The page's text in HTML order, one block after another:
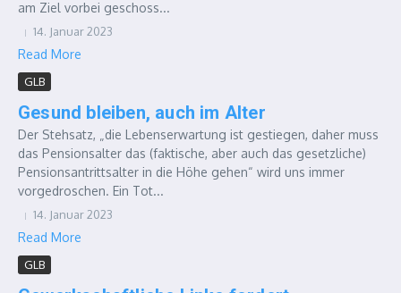
am Ziel vorbei geschoss...
14. Januar 2023
Read More
GLB
Gesund bleiben, auch im Alter
Der Stehsatz, „die Lebenserwartung ist gestiegen, daher muss
das Pensionsalter das (faktische, aber auch das gesetzliche)
Pensionsantrittsalter in die Höhe gehen“ wird uns immer
vorgedroschen. Ein Tot...
14. Januar 2023
Read More
GLB